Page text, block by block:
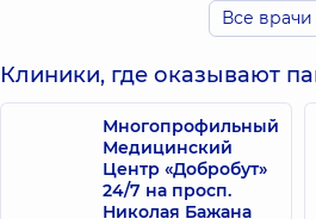
Михальнюк
Богдан
Викторович
Хирург; Хирург
проктолог;
Эндоскопист,5 лет
опыта
Все врачи
Клиники, где оказывают
Многопрофильный
Медицинский
Центр «Добробут»
24/7 на просп.
Николая Бажана